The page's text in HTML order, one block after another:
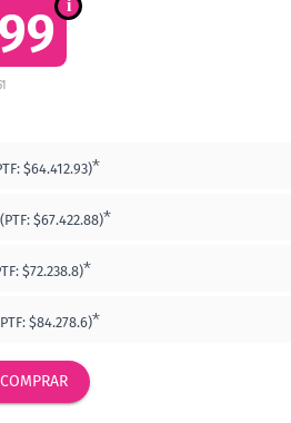
$64.412.93)*
(PTF: $67.422.88)*
$72.238.8)*
$84.278.6)*